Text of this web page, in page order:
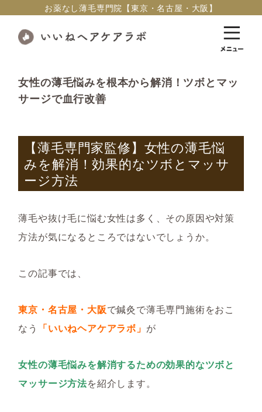
お薬なし薄毛専門院【東京・名古屋・大阪】
女性の薄毛悩みを根本から解消！ツボとマッ
サージで血行改善
【薄毛専門家監修】女性の薄毛悩
みを解消！効果的なツボとマッサ
ージ方法
薄毛や抜け毛に悩む女性は多く、その原因や対策
方法が気になるところではないでしょうか。
この記事では、
東京・名古屋・大阪で鍼灸で薄毛専門施術をおこ
なう
「いいねヘアケアラボ」 が
女性の薄毛悩みを解消するための効果的なツボと
マッサージ方法を紹介します。